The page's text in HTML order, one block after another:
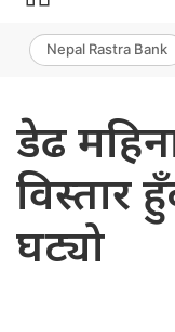
Nepal Rastra Bank
डेढ
विस्तार
घट्यो